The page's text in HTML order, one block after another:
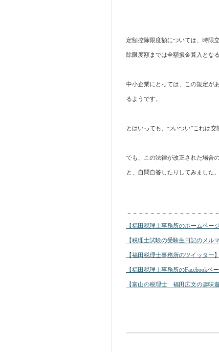
定額控除限度額については、時限
除限度額までは全額損金算入とな
中小企業にとっては、この規定が
るようです。
とはいっても、ついつい"これは
でも、この法律が改正された場合
と、自問自答したりしてみました
－－－－－－－－－－－－－－－
【福田税理士事務所のホームペー
【税理士試験の受験生日記のメル
【福田税理士事務所のツイッター
【福田税理士事務所のFacebookペ
【富山の税理士 福田広文の趣味